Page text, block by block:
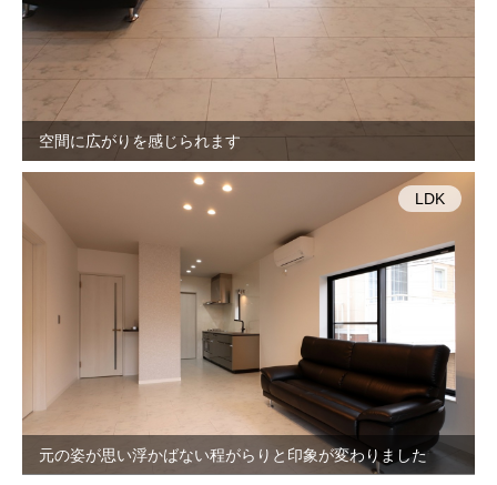
空間に広がりを感じられます
元の姿が思い浮かばない程がらりと印象が変わりました
LDK